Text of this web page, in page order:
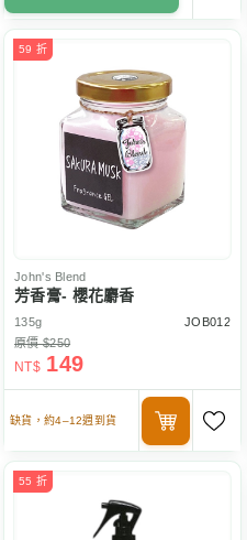
59 折
John's Blend
芳香膏- 櫻花麝香
135g
JOB012
原價 $250
NT$ 149
缺貨，約4–12週到貨
55 折